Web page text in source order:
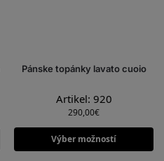
Pánske topánky lavato cuoio
Artikel: 920
290,00€
Výber možností